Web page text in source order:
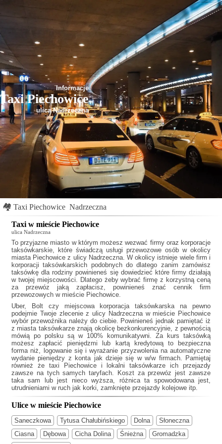
Informacje
Taxi Piechowice
ulica Nadrzeczna
🏘 Taxi Piechowice Nadrzeczna
Taxi w mieście Piechowice
ulica Nadrzeczna
To przyjazne miasto w którym możesz wezwać firmy oraz korporacje
taksówkarskie, które świadczą usługi przewozowe osób w okolicy
miasta Piechowice z ulicy Nadrzeczna. W okolicy istnieje wiele firm i
korporacji taksówkarskich podobnych dodlatego zanim zamówisz
taksówkę dla rodziny powinieneś się dowiedzieć które firmy działają
w twojej miejscowości. Dlatego żeby wybrać firmę z korzystną ceną
za przewóz jaką zapłacisz, powinieneś znać cennik firm
przewozowych w mieście Piechowice.
Uber, Bolt czy miejscowa korporacja taksówkarska na pewno
podejmie Twoje zlecenie z ulicy Nadrzeczna w mieście Piechowice
wybór przewoźnika należy do ciebie. Powinieneś jednak pamiętać iż
z miasta taksówkarze znają okolicę bezkonkurencyjnie, z pewnością
mówią po polsku są w 100% komunikatywni. Za kurs taksówką
możesz zapłacić pieniędzmi lub kartą kredytową to bezpieczna
forma niż, logowanie się i wyrażanie przyzwolenia na automatyczne
wydanie pieniędzy z konta jak dzieje się w w/w firmach. Pamiętaj
również że taxi Piechowicei lokalni taksówkarze ich przejazdy
zawsze na tych samych taryfach. Koszt za przewóz jest zawsze
taka sam lub jest nieco wyższa, różnica ta spowodowana jest,
utrudnieniami w ruch jak korki, zamknięte przejazdy kolejowe itp.
Ulice w mieście Piechowice
Saneczkowa Tytusa Chałubińskiego Dolna
Słoneczna
Ciasna
Dębowa Cicha Dolina Śnieżna
Gromadzka